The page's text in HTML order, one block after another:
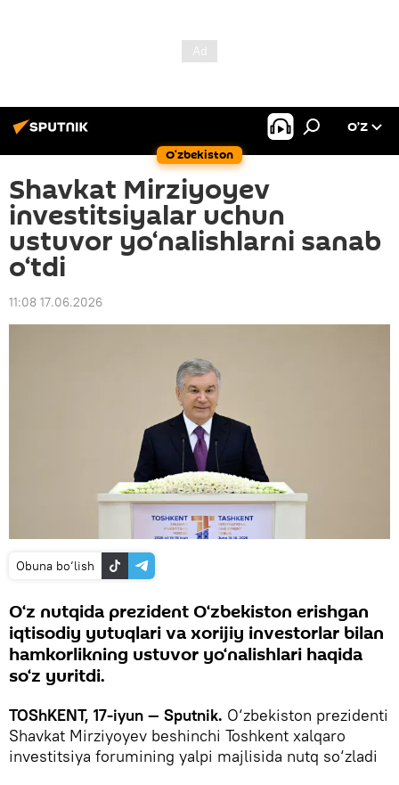
O‘zbekiston
O’Z
Shavkat Mirziyoyev
investitsiyalar uchun
ustuvor yo‘nalishlarni sanab
o‘tdi
11:08 17.06.2026
Obuna bo‘lish
O‘z nutqida prezident O‘zbekiston erishgan
iqtisodiy yutuqlari va xorijiy investorlar bilan
hamkorlikning ustuvor yo‘nalishlari haqida
so‘z yuritdi.
TOShKENT, 17-iyun — Sputnik. O‘zbekiston prezidenti
Shavkat Mirziyoyev beshinchi Toshkent xalqaro
investitsiya forumining yalpi majlisida nutq so‘zladi